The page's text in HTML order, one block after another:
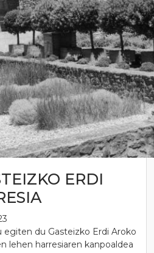
ERDI
egiten du Gasteizko Erdi Aroko
lehen harresiaren kanpoaldea